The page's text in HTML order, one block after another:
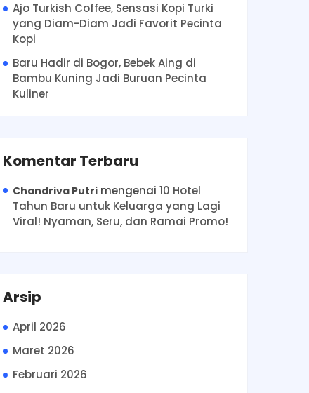
Ajo Turkish Coffee, Sensasi Kopi Turki
yang Diam-Diam Jadi Favorit Pecinta
Kopi
Baru Hadir di Bogor, Bebek Aing di
Bambu Kuning Jadi Buruan Pecinta
Kuliner
Komentar Terbaru
Chandriva Putri mengenai 10 Hotel
Tahun Baru untuk Keluarga yang Lagi
Viral! Nyaman, Seru, dan Ramai Promo!
Arsip
April 2026
Maret 2026
Februari 2026